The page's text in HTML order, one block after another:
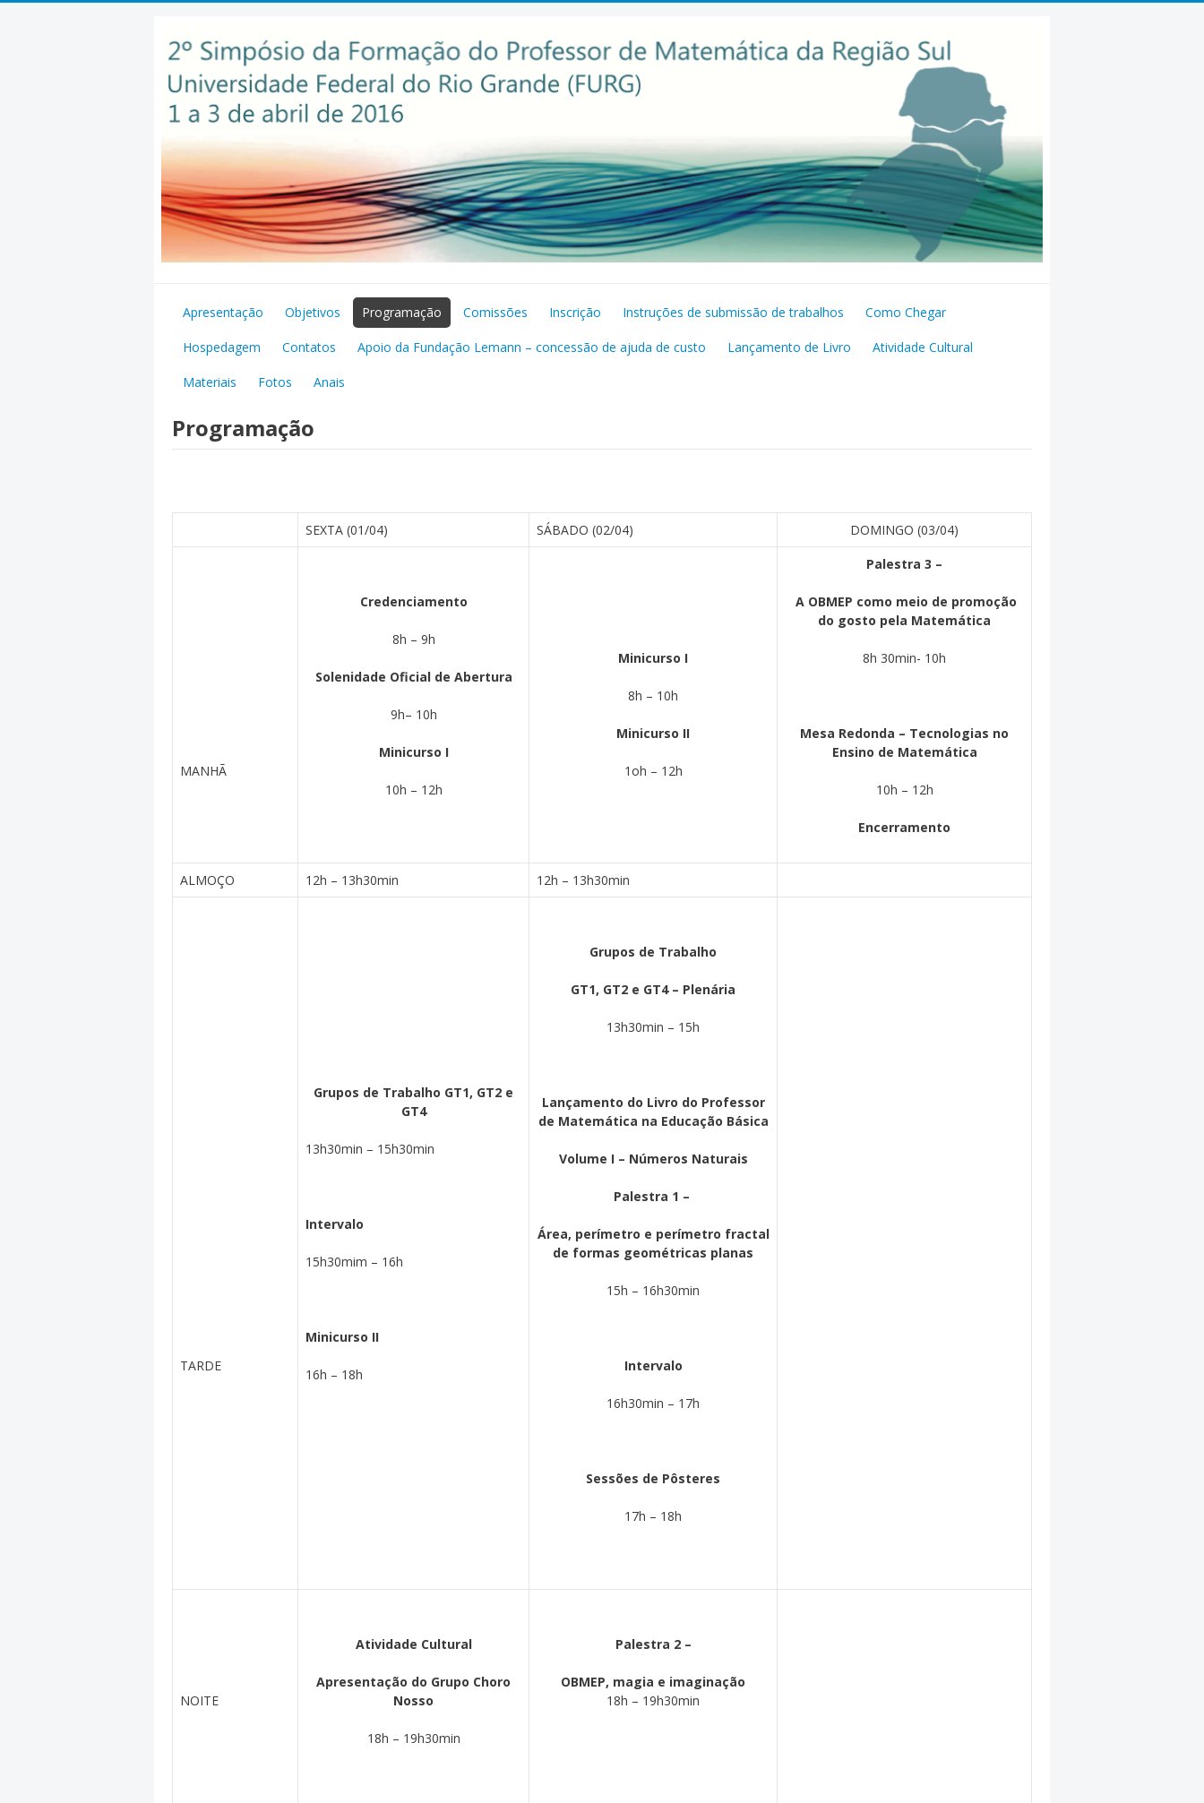
Apresentação Objetivos Programação Comissões Inscrição Instruções de submissão de trabalhos Como Chegar
Hospedagem Contatos Apoio da Fundação Lemann – concessão de ajuda de custo Lançamento de Livro Atividade Cultural
Materiais Fotos Anais
Programação
SEXTA (01/04) SÁBADO (02/04) DOMINGO (03/04)
MANHÃ
Credenciamento
8h – 9h
Solenidade Oficial de Abertura
9h– 10h
Minicurso I
10h – 12h
Minicurso I
8h – 10h
Minicurso II
1oh – 12h
Palestra 3 –
A OBMEP como meio de promoção
do gosto pela Matemática
8h 30min- 10h
Mesa Redonda – Tecnologias no
Ensino de Matemática
10h – 12h
Encerramento
ALMOÇO 12h – 13h30min 12h – 13h30min
TARDE
Grupos de Trabalho GT1, GT2 e
GT4
13h30min – 15h30min
Intervalo
15h30mim – 16h
Minicurso II
16h – 18h
Grupos de Trabalho
GT1, GT2 e GT4 – Plenária
13h30min – 15h
Lançamento do Livro do Professor
de Matemática na Educação Básica
Volume I – Números Naturais
Palestra 1 –
Área, perímetro e perímetro fractal
de formas geométricas planas
15h – 16h30min
Intervalo
16h30min – 17h
Sessões de Pôsteres
17h – 18h
NOITE
Atividade Cultural
Apresentação do Grupo Choro
Nosso
18h – 19h30min
Palestra 2 –
OBMEP, magia e imaginação
18h – 19h30min